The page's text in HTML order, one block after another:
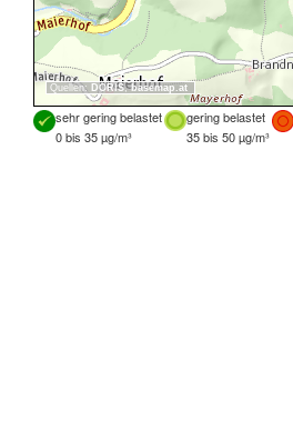
Quellen: DORIS,basemap.at
sehr gering belastet gering belastet
0 bis 35 µg/m³
35 bis 50 µg/m³